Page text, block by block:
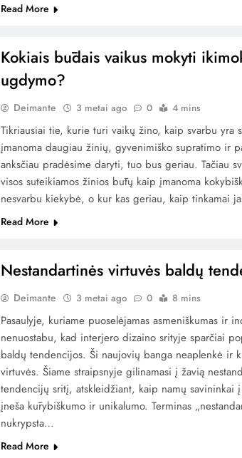
Read More
Kokiais būdais vaikus mokyti
ugdymo?
Deimante 3 metai ago 0 4 mins
Tikriausiai tie, kurie turi vaikų žino, kaip svarbu yra
įmanoma daugiau žinių, gyvenimiško supratimo ir
anksčiau pradėsime daryti, tuo bus geriau. Tačiau
visos suteikiamos žinios būtų kaip įmanoma
nesvarbu kiekybė, o kur kas geriau, kaip tinkamai
Read More
Nestandartinės virtuvės baldų
Deimante 3 metai ago 0 8 mins
Pasaulyje, kuriame puoselėjamas asmeniškumas ir
nenuostabu, kad interjero dizaino srityje sparčiai
baldų tendencijos. Ši naujovių banga neaplenkė ir
virtuvės. Šiame straipsnyje gilinamasi į žavią
tendencijų sritį, atskleidžiant, kaip namų savininkai
įneša kūrybiškumo ir unikalumo. Terminas
nukrypsta…
Read More